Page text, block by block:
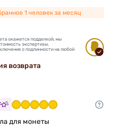
1 человек за месяц
окажется подделкой, мы
экспертизы.
о подлинности на любой
возврата
для монеты